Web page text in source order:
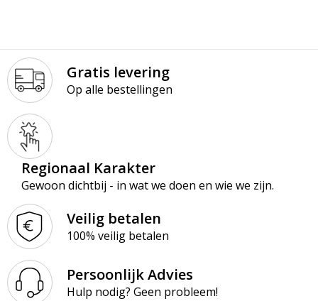
Gratis levering
Op alle bestellingen
Regionaal Karakter
Gewoon dichtbij - in wat we doen en wie we zijn.
Veilig betalen
100% veilig betalen
Persoonlijk Advies
Hulp nodig? Geen probleem!